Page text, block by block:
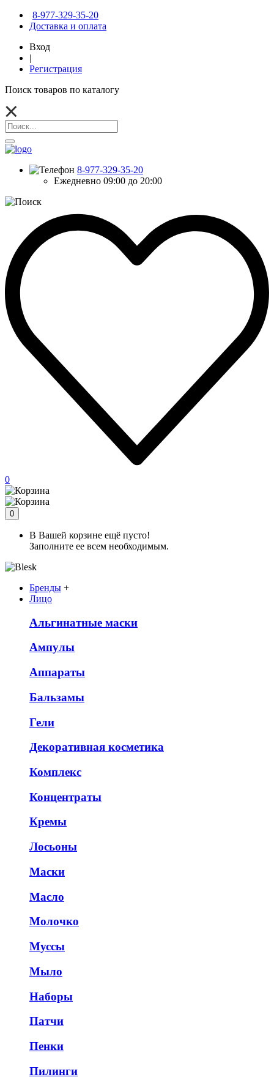
8-977-329-35-20
Доставка и оплата
Вход
|
Регистрация
Поиск товаров по каталогу
8-977-329-35-20
Ежедневно 09:00 до 20:00
0
0
В Вашей корзине ещё пусто!
Заполните ее всем необходимым.
Бренды +
Лицо
Альгинатные маски
Ампулы
Аппараты
Бальзамы
Гели
Декоративная косметика
Комплекс
Концентраты
Кремы
Лосьоны
Маски
Масло
Молочко
Муссы
Мыло
Наборы
Патчи
Пенки
Пилинги